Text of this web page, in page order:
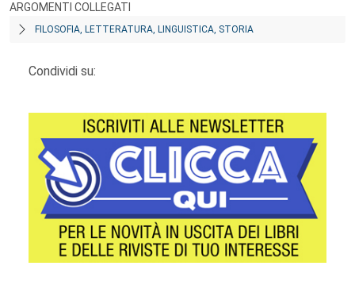
ARGOMENTI COLLEGATI
FILOSOFIA, LETTERATURA, LINGUISTICA, STORIA
Condividi su: